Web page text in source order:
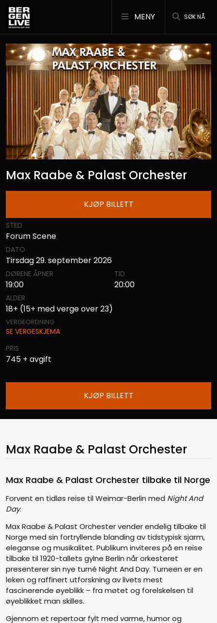
SØK NÅ
MENY
Max Raabe & Palast Orchester
KJØP BILLETT
STED
Forum Scene
DATO
Tirsdag 29. september 2026
DØRENE ÅPNER TID
19:00 20:00
ALDER
18+ (15+ med verge over 23)
VERGEORDNING
SE VERGESKJEMA
PRIS
745 + avgift
KJØP BILLETT
Max Raabe & Palast Orchester
Max Raabe & Palast Orchester tilbake til Norge
Forvent en tidløs reise til Weimar-Berlin med Night And
Day.
Max Raabe & Palast Orchester vender endelig tilbake til
Norge med sin fortryllende blanding av tidstypisk sjarm,
eleganse og musikalitet. Publikum inviteres på en reise
tilbake til 1920-tallets gylne Berlin når orkesteret
presenterer sin nye turné Night And Day. Turneen er en
leken og raffinert utforskning av livets mest
fascinerende øyeblikk – fra møtet og forelskelsen til
øyeblikket man skilles.
Gjennom et repertoar fylt med varme, humor og